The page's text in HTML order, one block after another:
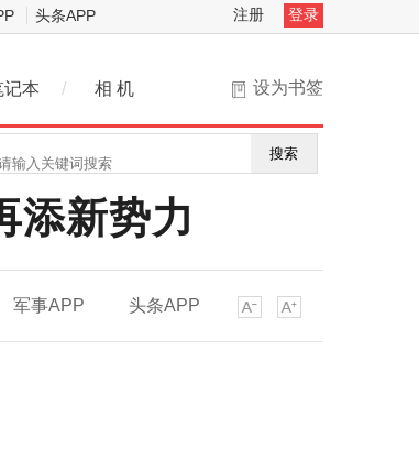
头条APP 注册 登录
设为书签
记本 / 相 机
搜索
添新势力
军事APP 头条APP